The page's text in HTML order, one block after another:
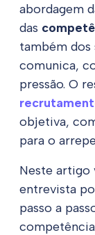
abordagem
das
também dos
comunica,
pressão. O
objetiva,
para o
Neste artigo
entrevista
passo a